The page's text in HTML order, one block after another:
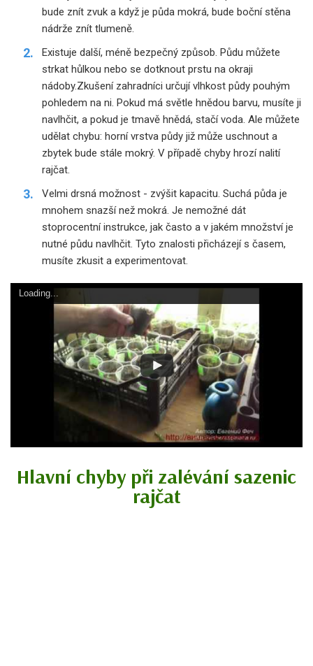
bude znít zvuk a když je půda mokrá, bude boční stěna
nádrže znít tlumeně.
Existuje další, méně bezpečný způsob. Půdu můžete
strkat hůlkou nebo se dotknout prstu na okraji
nádoby.Zkušení zahradníci určují vlhkost půdy pouhým
pohledem na ni. Pokud má světle hnědou barvu, musíte ji
navlhčit, a pokud je tmavě hnědá, stačí voda. Ale můžete
udělat chybu: horní vrstva půdy již může uschnout a
zbytek bude stále mokrý. V případě chyby hrozí nalití
rajčat.
Velmi drsná možnost - zvýšit kapacitu. Suchá půda je
mnohem snazší než mokrá. Je nemožné dát
stoprocentní instrukce, jak často a v jakém množství je
nutné půdu navlhčit. Tyto znalosti přicházejí s časem,
musíte zkusit a experimentovat.
Loading...
Hlavní chyby při zalévání sazenic
rajčat